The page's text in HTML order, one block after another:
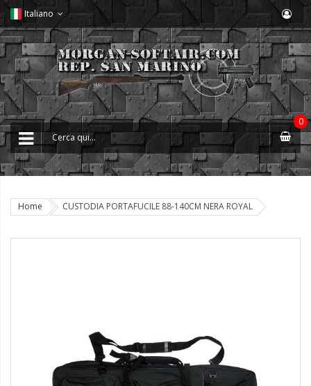
Italiano
0
Home CUSTODIA PORTAFUCILE 88-140CM NERA ROYAL